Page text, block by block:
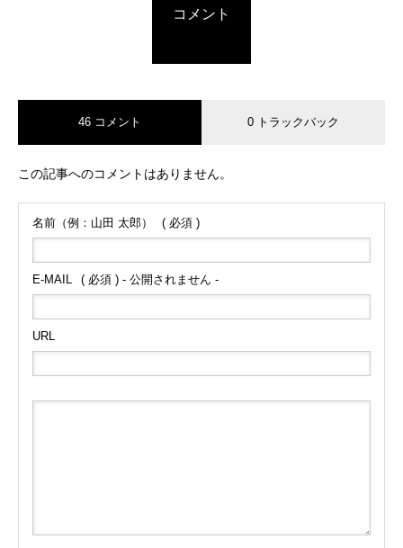
コメント
46 コメント 0 トラックバック
この記事へのコメントはありません。
名前（例：山田 太郎） ( 必須 )
E-MAIL ( 必須 ) - 公開されません -
URL